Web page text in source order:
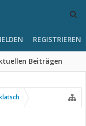
Beiträgen
REGISTRIEREN